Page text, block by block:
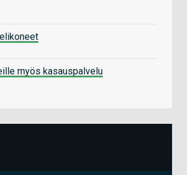
myös kasauspalvelu